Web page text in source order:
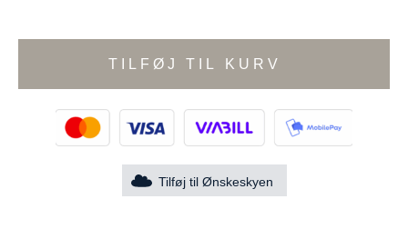
TILFØJ TIL KURV
Tilføj til Ønskeskyen